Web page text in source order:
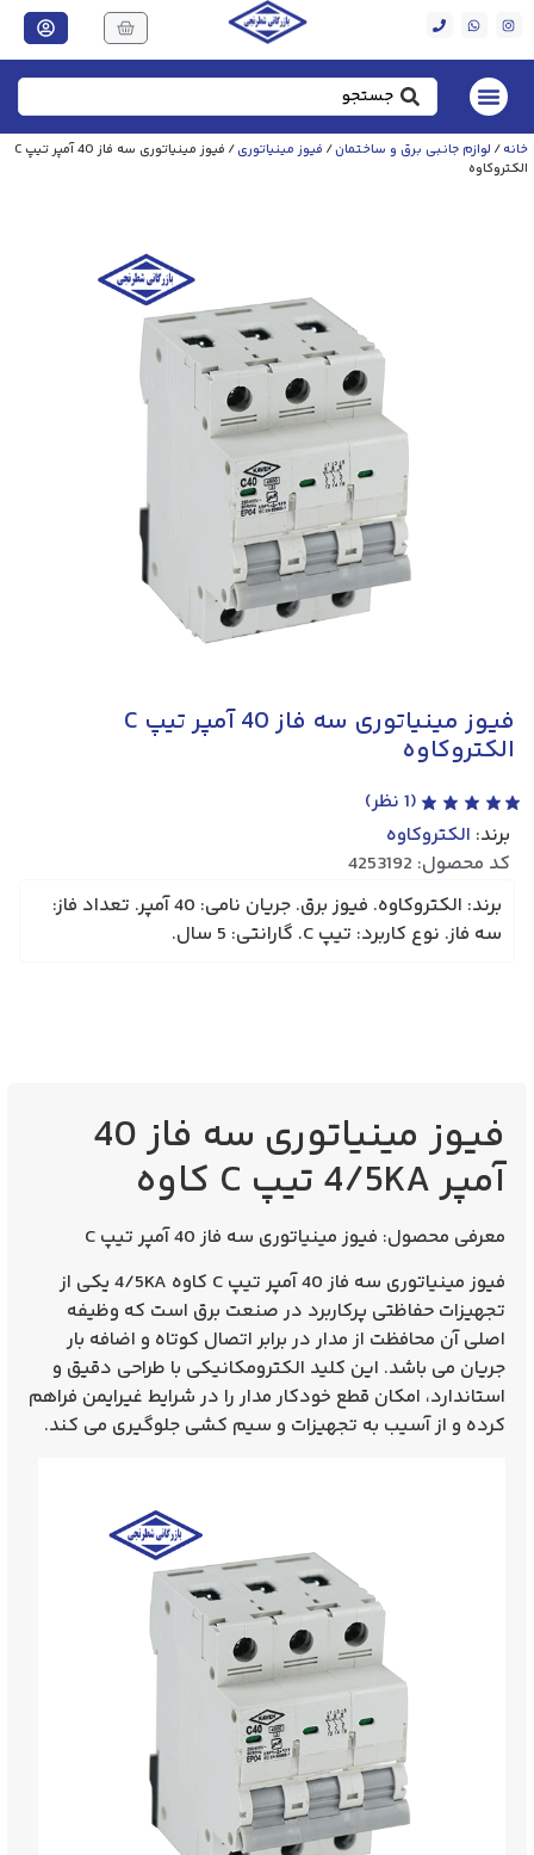
خانه/ لوازم جانبی برق و ساختمان/ فیوز مینیاتوری
/ فیوز مینیاتوری سه فاز 40 آمپر تیپ C
الکتروکاوه
فیوز مینیاتوری سه فاز 40 آمپر تیپ C
الکتروکاوه
(
1 نظر)
برند: الکتروکاوه
کد محصول: 4253192
برند: الکتروکاوه. فیوز برق. جریان نامی: 40 آمپر. تعداد فاز:
سه فاز. نوع کاربرد: تیپ C. گارانتی: 5 سال.
فیوز مینیاتوری سه فاز 40
آمپر 4/5KA تیپ C کاوه
معرفی محصول: فیوز مینیاتوری سه فاز 40 آمپر تیپ C
فیوز مینیاتوری سه فاز 40 آمپر تیپ C
کاوه 4/5KA یکی از
تجهیزات حفاظتی پرکاربرد در صنعت برق است که وظیفه
اصلی آن محافظت از مدار در برابراتصال کوتاه و اضافه بار
جریان می‌ باشد. این کلید الکترومکانیکی با طراحی دقیق و
استاندارد، امکان قطع خودکار مدار را در شرایط غیرایمن فراهم
کرده و از آسیب به تجهیزات و سیم‌ کشی جلوگیری می‌ کند.